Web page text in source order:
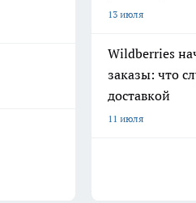
13 июля
Wildberries
заказы: что
доставкой
11 июля